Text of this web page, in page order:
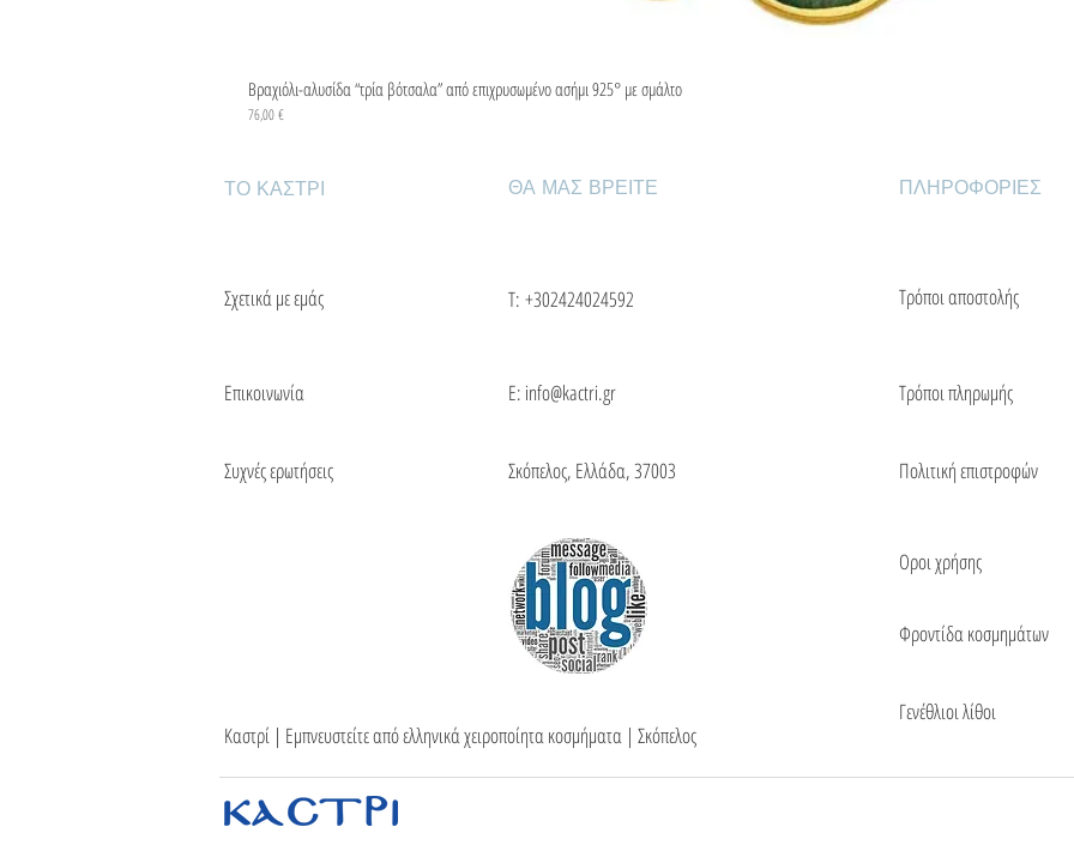
Βραχιόλι-αλυσίδα “τρία βότσαλα” από επιχρυσωμένο ασήμι 925° με σμάλτο
Τιμή
76,00 €
ΤΟ ΚΑΣΤΡΙ
Σχετικά με εμάς
Επικοινωνία
Συχνές ερωτήσεις
ΘΑ ΜΑΣ ΒΡΕΙΤΕ
Τ: +302424024592
Ε: info@kactri.gr
Σκόπελος, Ελλάδα, 37003
ΠΛΗΡΟΦΟΡΙΕΣ
Τρόποι αποστολής
Τρόποι πληρωμής
Πολιτική επιστροφών
Οροι χρήσης
Φροντίδα κοσμημάτων
Γενέθλιοι λίθοι
Καστρί | Εμπνευστείτε από ελληνικά χειροποίητα κοσμήματα | Σκόπελος